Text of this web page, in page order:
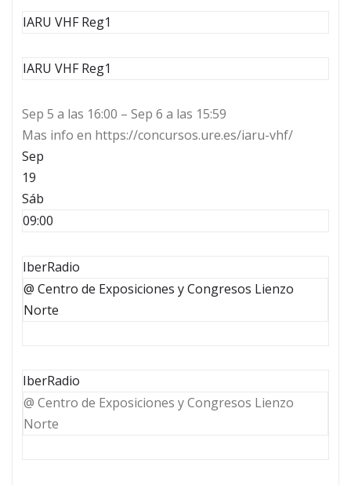
IARU VHF Reg1
IARU VHF Reg1
Sep 5 a las 16:00 – Sep 6 a las 15:59
Mas info en https://concursos.ure.es/iaru-vhf/
Sep
19
Sáb
09:00
IberRadio
@ Centro de Exposiciones y Congresos Lienzo
Norte
IberRadio
@ Centro de Exposiciones y Congresos Lienzo
Norte